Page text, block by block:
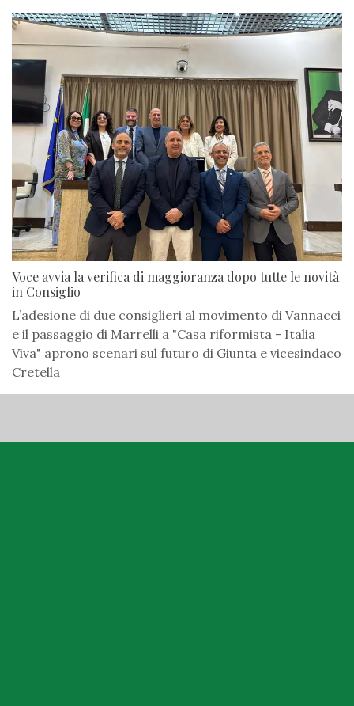
Voce avvia la verifica di maggioranza dopo tutte le novità
in Consiglio
L’adesione di due consiglieri al movimento di Vannacci
e il passaggio di Marrelli a "Casa riformista - Italia
Viva" aprono scenari sul futuro di Giunta e vicesindaco
Cretella